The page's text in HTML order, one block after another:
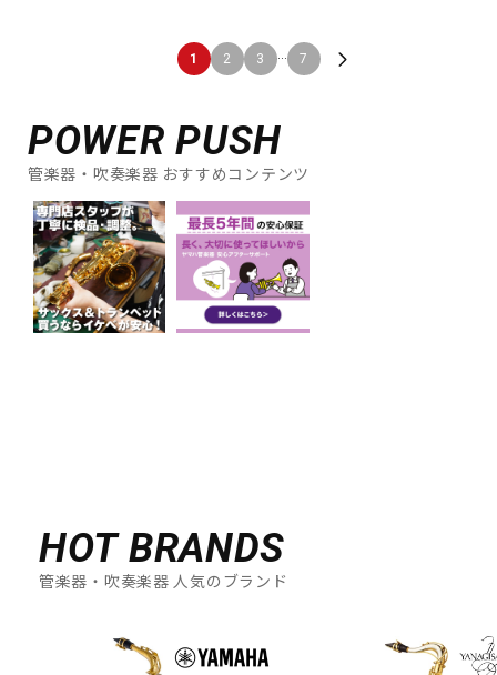
1 2 3 ... 7
POWER PUSH
管楽器・吹奏楽器 おすすめコンテンツ
HOT BRANDS
管楽器・吹奏楽器 人気のブランド